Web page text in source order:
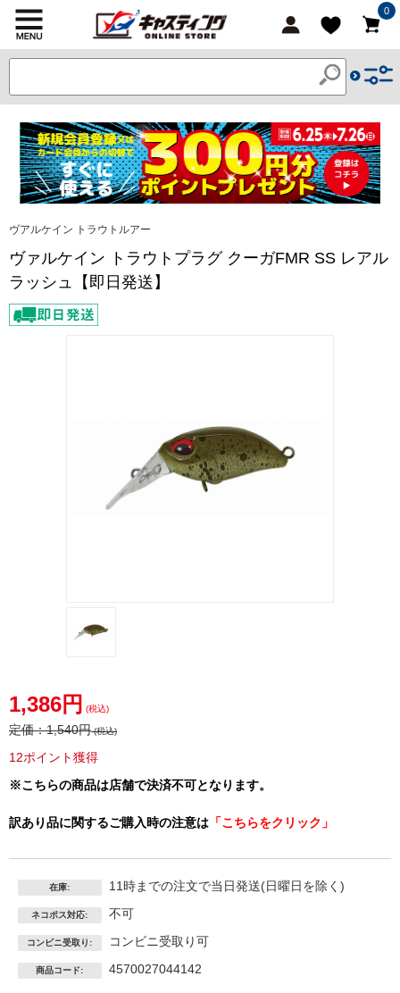
0
ヴアルケイン トラウトルアー
ヴァルケイン トラウトプラグ クーガFMR SS レアル
ラッシュ【即日発送】
1,386円 (税込)
定価：1,540円(税込)
12ポイント獲得
※こちらの商品は店舗で決済不可となります。
訳あり品に関するご購入時の注意は 「こちらをクリック」
在庫: 11時までの注文で当日発送(日曜日を除く)
ネコポス対応: 不可
コンビニ受取り: コンビニ受取り可
商品コード: 4570027044142